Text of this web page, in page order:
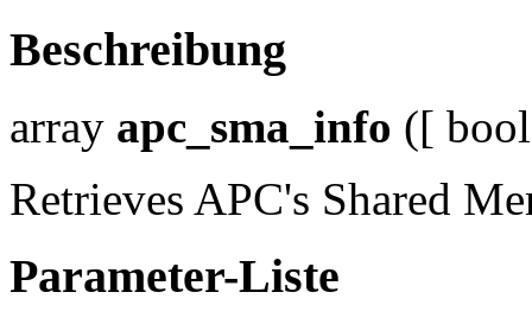
Beschreibung
array apc_sma_info ([ bool
Retrieves APC's Shared
Parameter-Liste